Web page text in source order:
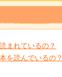
まれているの？
を読んでいるの？